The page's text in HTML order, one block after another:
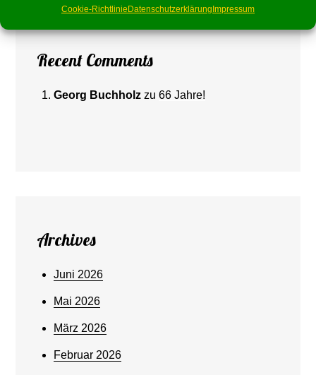
Cookie-Richtlinie Datenschutzerklärung Impressum
Recent Comments
Georg Buchholz zu66 Jahre!
Archives
Juni 2026
Mai 2026
März 2026
Februar 2026